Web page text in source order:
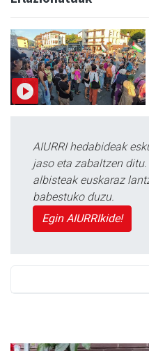
AIURRI hedabideak
jaso eta zabaltzen
albisteak euskaraz
babestuko duzu.
Egin AIURRIkide!